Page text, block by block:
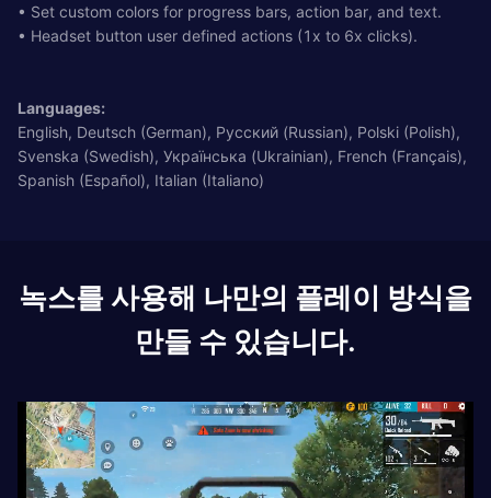
• Set custom colors for progress bars, action bar, and text.
• Headset button user defined actions (1x to 6x clicks).
Languages:
English, Deutsch (German), Pусский (Russian), Polski (Polish),
Svenska (Swedish), Українська (Ukrainian), French (Français),
Spanish (Español), Italian (Italiano)
녹스를 사용해 나만의 플레이 방식을
만들 수 있습니다.